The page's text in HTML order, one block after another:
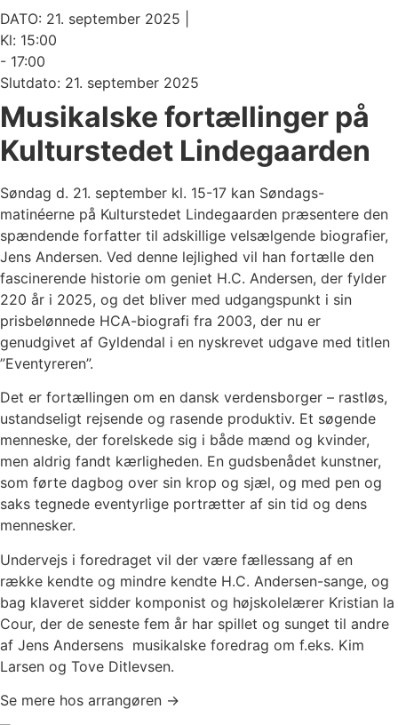
DATO: 21. september 2025 |
Kl: 15:00
- 17:00
Slutdato: 21. september 2025
Musikalske fortællinger på
Kulturstedet Lindegaarden
Søndag d. 21. september kl. 15-17 kan Søndags-
matinéerne på Kulturstedet Lindegaarden præsentere den
spændende forfatter til adskillige velsælgende biografier,
Jens Andersen. Ved denne lejlighed vil han fortælle den
fascinerende historie om geniet H.C. Andersen, der fylder
220 år i 2025, og det bliver med udgangspunkt i sin
prisbelønnede HCA-biografi fra 2003, der nu er
genudgivet af Gyldendal i en nyskrevet udgave med titlen
”Eventyreren”.
Det er fortællingen om en dansk verdensborger – rastløs,
ustandseligt rejsende og rasende produktiv. Et søgende
menneske, der forelskede sig i både mænd og kvinder,
men aldrig fandt kærligheden. En gudsbenådet kunstner,
som førte dagbog over sin krop og sjæl, og med pen og
saks tegnede eventyrlige portrætter af sin tid og dens
mennesker.
Undervejs i foredraget vil der være fællessang af en
række kendte og mindre kendte H.C. Andersen-sange, og
bag klaveret sidder komponist og højskolelærer Kristian la
Cour, der de seneste fem år har spillet og sunget til andre
af Jens Andersens musikalske foredrag om f.eks. Kim
Larsen og Tove Ditlevsen.
Se mere hos arrangøren →